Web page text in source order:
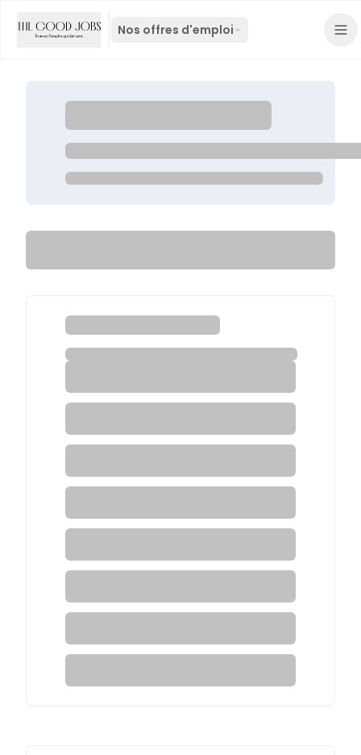
Nos offres d'emploi